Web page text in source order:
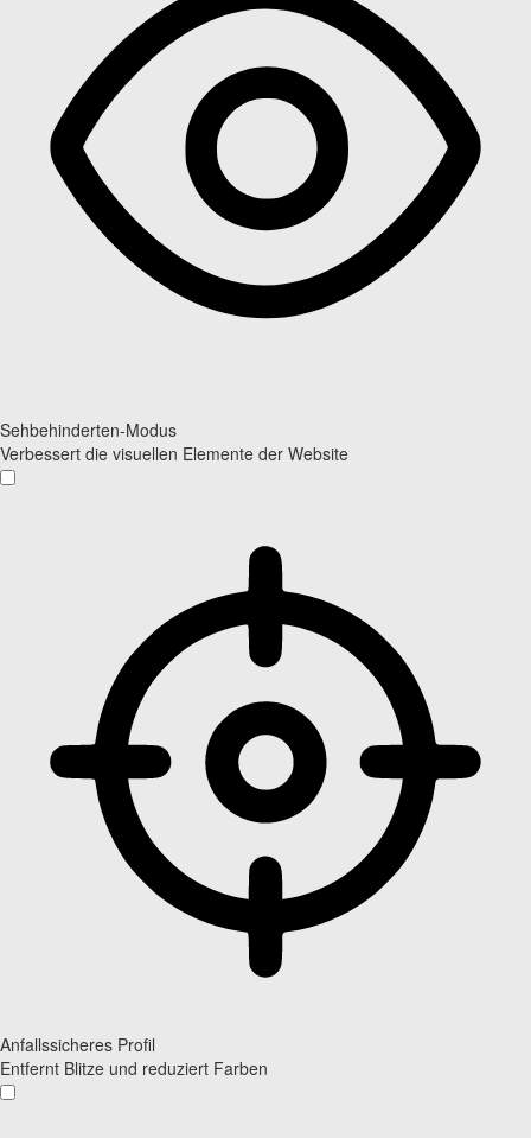
Sehbehinderten-Modus
Verbessert die visuellen Elemente der Website
Anfallssicheres Profil
Entfernt Blitze und reduziert Farben